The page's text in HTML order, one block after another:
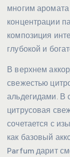
многим
концентрации
композиция
глубокой и
В верхнем
свежестью
альдегидами. В
цитрусовая
сочетается с
как базовый
Parfum дарит